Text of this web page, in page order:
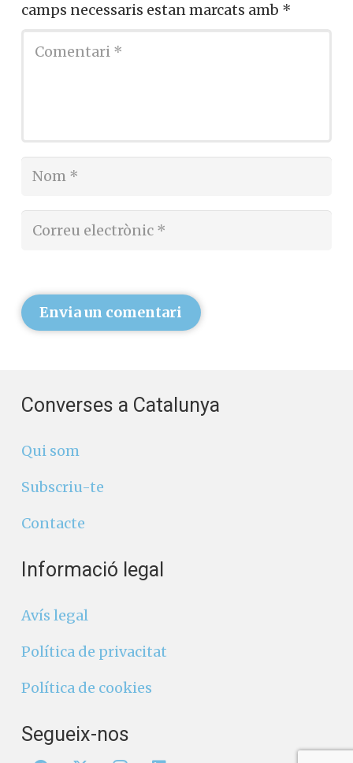
camps necessaris estan marcats amb *
Envia un comentari
Converses a Catalunya
Qui som
Subscriu-te
Contacte
Informació legal
Avís legal
Política de privacitat
Política de cookies
Segueix-nos